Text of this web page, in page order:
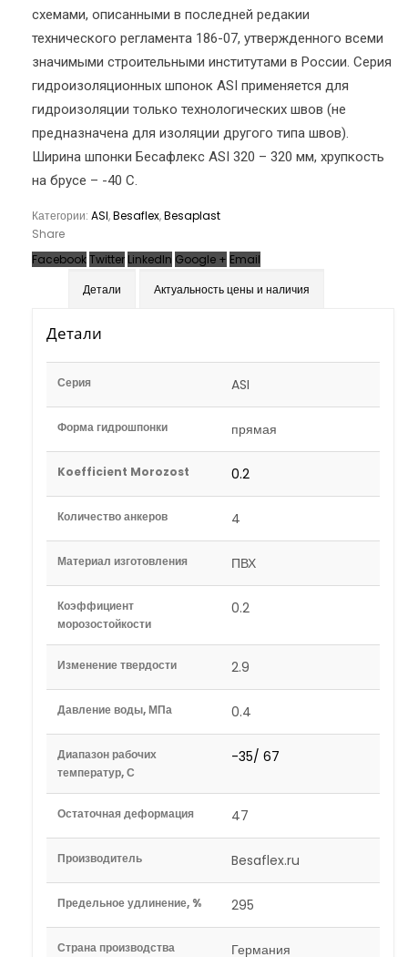
схемами, описанными в последней редакии
технического регламента 186-07, утвержденного всеми
значимыми строительными институтами в России. Серия
гидроизоляционных шпонок ASI применяется для
гидроизоляции только технологических швов (не
предназначена для изоляции другого типа швов).
Ширина шпонки Бесафлекс ASI 320 – 320 мм, хрупкость
на брусе – -40 С.
Категории: ASI,Besaflex,Besaplast
Share
FacebookTwitter LinkedIn Google + Email
Детали
Актуальность цены и наличия
Детали
Серия ASI
Форма гидрошпонки прямая
Koefficient Morozost 0.2
Количество анкеров 4
Материал изготовления ПВХ
Коэффициент
морозостойкости
0.2
Изменение твердости 2.9
Давление воды, МПа 0.4
Диапазон рабочих
температур, С
-35/ 67
Остаточная деформация 47
Производитель Besaflex.ru
Предельное удлинение, % 295
Страна производства Германия